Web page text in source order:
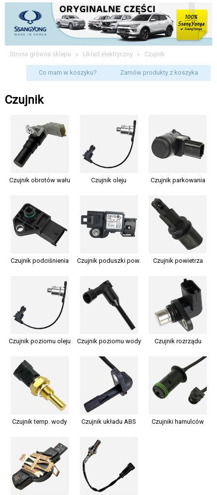
Strona główna sklepu » Układ elektryczny » Czujnik
Co mam w koszyku? Zamów produkty z koszyka
Czujnik
Czujnik obrotów wału Czujnik oleju Czujnik parkowania
Czujnik podciśnienia Czujnik poduszki pow. Czujnik powietrza
Czujnik poziomu oleju Czujnik poziomu wody Czujnik rozrządu
Czujnik temp. wody Czujnik układu ABS Czujniki hamulców